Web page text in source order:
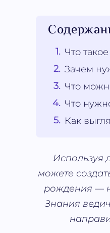
Что
Зачем
Что
Что
Как
Используя
можете
рождения —
Знания